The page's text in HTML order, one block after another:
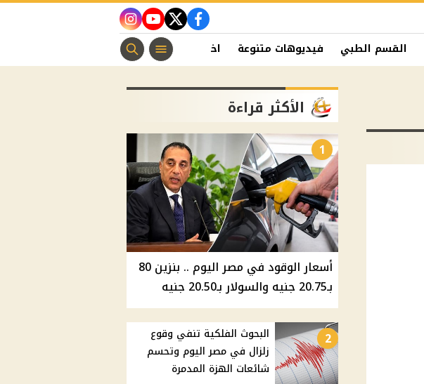
facebook
twitter
youtube
instagram
القسم الطبي فيديوهات متنوعة اخبار الفن منوعات مسيحية
الأكثر قراءة
1
أسعار الوقود في مصر اليوم .. بنزين 80
بـ20.75 جنيه والسولار بـ20.50 جنيه
2
البحوث الفلكية تنفي وقوع
زلزال في مصر اليوم وتحسم
شائعات الهزة المدمرة